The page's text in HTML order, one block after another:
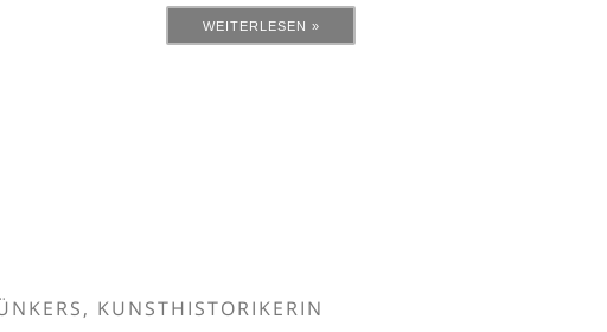
WEITERLESEN »
KUNSTHISTORIKERIN